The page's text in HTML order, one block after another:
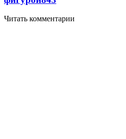
Читать комментарии